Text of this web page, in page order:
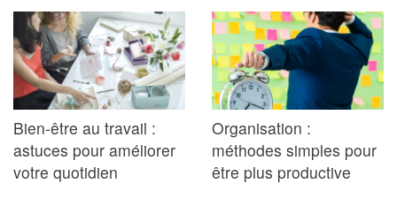
Bien-être au travail :
astuces pour améliorer
votre quotidien
Organisation :
méthodes simples pour
être plus productive